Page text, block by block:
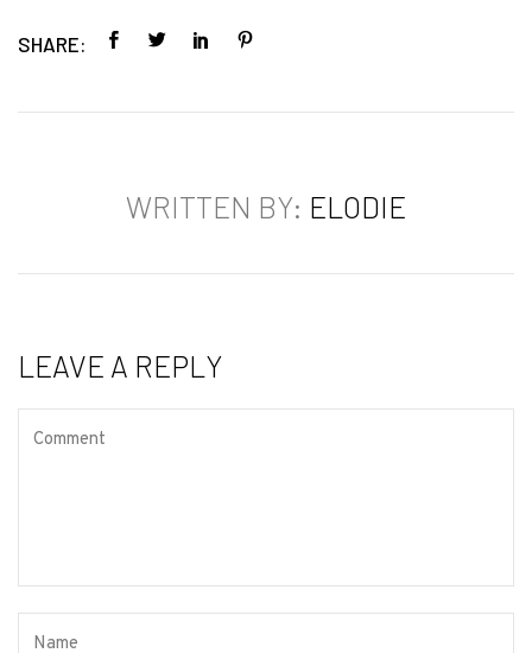
SHARE:
WRITTEN BY: ELODIE
LEAVE A REPLY